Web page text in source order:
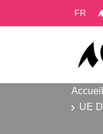
FR
Accueil
UE